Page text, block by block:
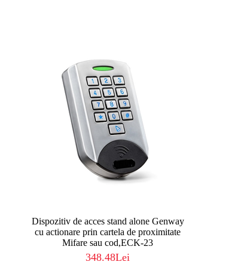
Dispozitiv de acces stand alone Genway
cu actionare prin cartela de proximitate
Mifare sau cod,ECK-23
348.48Lei